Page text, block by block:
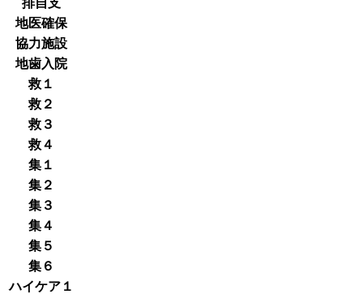
地医確保
協力施設
地歯入院
救１
救２
救３
救４
集１
集２
集３
集４
集５
集６
ハイケア１